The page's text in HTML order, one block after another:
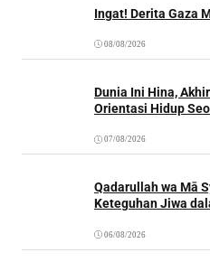
Ingat! Derita Gaza
08/08/2026
Dunia Ini Hina,
Orientasi Hidup
07/08/2026
Qadarullah wa Mā
Keteguhan Jiwa
06/08/2026